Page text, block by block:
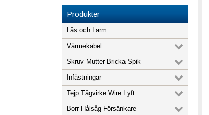
Produkter
Lås och Larm
Värmekabel
Skruv Mutter Bricka Spik
Infästningar
Tejp Tågvirke Wire Lyft
Borr Hålsåg Försänkare